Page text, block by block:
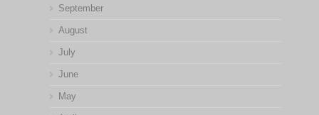
September
August
July
June
May